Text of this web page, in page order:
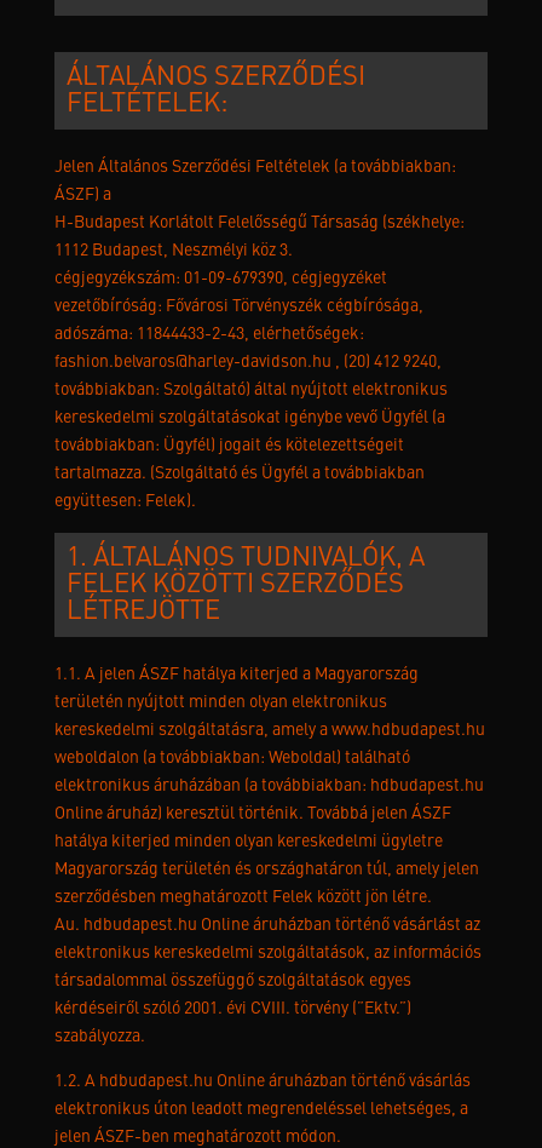
ÁLTALÁNOS SZERZŐDÉSI
FELTÉTELEK:
Jelen Általános Szerződési Feltételek (a továbbiakban:
ÁSZF) a
H-Budapest Korlátolt Felelősségű Társaság (székhelye:
1112 Budapest, Neszmélyi köz 3.
cégjegyzékszám: 01-09-679390, cégjegyzéket
vezetőbíróság: Fővárosi Törvényszék cégbírósága,
adószáma: 11844433-2-43, elérhetőségek:
fashion.belvaros@harley-davidson.hu , (20) 412 9240,
továbbiakban: Szolgáltató) által nyújtott elektronikus
kereskedelmi szolgáltatásokat igénybe vevő Ügyfél (a
továbbiakban: Ügyfél) jogait és kötelezettségeit
tartalmazza. (Szolgáltató és Ügyfél a továbbiakban
együttesen: Felek).
1. ÁLTALÁNOS TUDNIVALÓK, A
FELEK KÖZÖTTI SZERZŐDÉS
LÉTREJÖTTE
1.1. A jelen ÁSZF hatálya kiterjed a Magyarország
területén nyújtott minden olyan elektronikus
kereskedelmi szolgáltatásra, amely a www.hdbudapest.hu
weboldalon (a továbbiakban: Weboldal) található
elektronikus áruházában (a továbbiakban: hdbudapest.hu
Online áruház) keresztül történik. Továbbá jelen ÁSZF
hatálya kiterjed minden olyan kereskedelmi ügyletre
Magyarország területén és országhatáron túl, amely jelen
szerződésben meghatározott Felek között jön létre.
Au. hdbudapest.hu Online áruházban történő vásárlást az
elektronikus kereskedelmi szolgáltatások, az információs
társadalommal összefüggő szolgáltatások egyes
kérdéseiről szóló 2001. évi CVIII. törvény (”Ektv.”)
szabályozza.
1.2. A hdbudapest.hu Online áruházban történő vásárlás
elektronikus úton leadott megrendeléssel lehetséges, a
jelen ÁSZF-ben meghatározott módon.